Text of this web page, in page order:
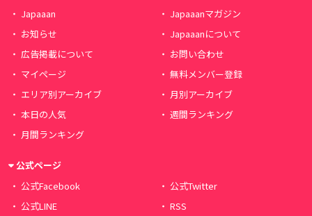
Japaaan
Japaaanマガジン
お知らせ
Japaaanについて
広告掲載について
お問い合わせ
マイページ
無料メンバー登録
エリア別アーカイブ
月別アーカイブ
本日の人気
週間ランキング
月間ランキング
公式ページ
公式Facebook
公式Twitter
公式LINE
RSS